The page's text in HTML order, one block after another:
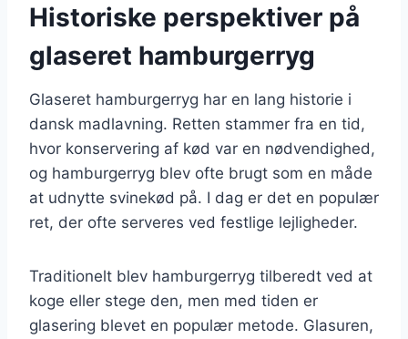
Historiske perspektiver på
glaseret hamburgerryg
Glaseret hamburgerryg har en lang historie i
dansk madlavning. Retten stammer fra en tid,
hvor konservering af kød var en nødvendighed,
og hamburgerryg blev ofte brugt som en måde
at udnytte svinekød på. I dag er det en populær
ret, der ofte serveres ved festlige lejligheder.
Traditionelt blev hamburgerryg tilberedt ved at
koge eller stege den, men med tiden er
glasering blevet en populær metode. Glasuren,